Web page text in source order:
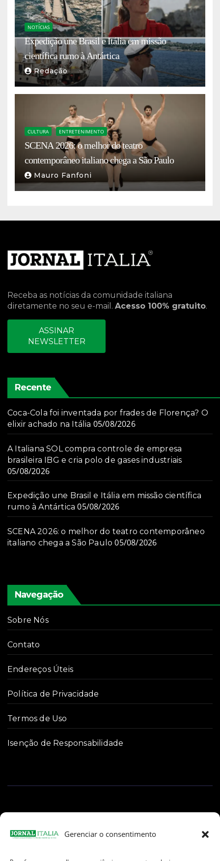
Gerenciar o consentimento
NOTÍCIAS
Expedição une Brasil e Itália em missão
científica rumo à Antártica
Redação
CULTURA ENTRETENIMENTO
SCENA 2026: o melhor do teatro
contemporâneo italiano chega a São Paulo
Mauro Fanfoni
Receba as notícias da comunidade italiana
diretamente no seu e-mail. Acesso 100% gratuito.
ASSINAR
NEWSLETTER
Recente
Coca-Cola foi inventada por frades de Florença? O
elixir achado na Itália 05/08/2026
A Italiana SOL compra controle de empresa
brasileira IBG e cria polo de gases industriais
05/08/2026
Expedição une Brasil e Itália em missão científica
rumo à Antártica 05/08/2026
SCENA 2026: o melhor do teatro contemporâneo
italiano chega a São Paulo 05/08/2026
Navegação
Sobre Nós
Contato
Endereços Úteis
Política de Privacidade
Termos de Uso
Isenção de Responsabilidade